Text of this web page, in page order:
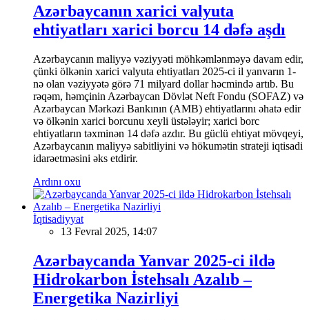
Azərbaycanın xarici valyuta
ehtiyatları xarici borcu 14 dəfə aşdı
Azərbaycanın maliyyə vəziyyəti möhkəmlənməyə davam edir,
çünki ölkənin xarici valyuta ehtiyatları 2025-ci il yanvarın 1-
nə olan vəziyyətə görə 71 milyard dollar həcmində artıb. Bu
rəqəm, həmçinin Azərbaycan Dövlət Neft Fondu (SOFAZ) və
Azərbaycan Mərkəzi Bankının (AMB) ehtiyatlarını əhatə edir
və ölkənin xarici borcunu xeyli üstələyir; xarici borc
ehtiyatların təxminən 14 dəfə azdır. Bu güclü ehtiyat mövqeyi,
Azərbaycanın maliyyə sabitliyini və hökumətin strateji iqtisadi
idarəetməsini əks etdirir.
Ardını oxu
İqtisadiyyat
13 Fevral 2025, 14:07
Azərbaycanda Yanvar 2025-ci ildə
Hidrokarbon İstehsalı Azalıb –
Energetika Nazirliyi